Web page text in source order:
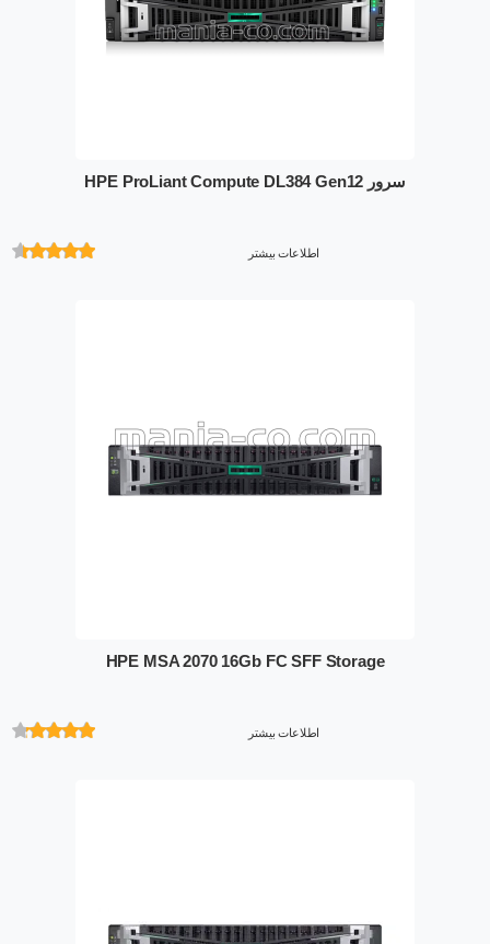
سرور HPE ProLiant Compute DL384 Gen12
اطلاعات بیشتر
HPE MSA 2070 16Gb FC SFF Storage
اطلاعات بیشتر